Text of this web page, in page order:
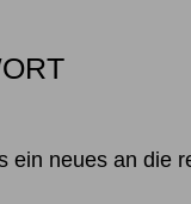
neues an die